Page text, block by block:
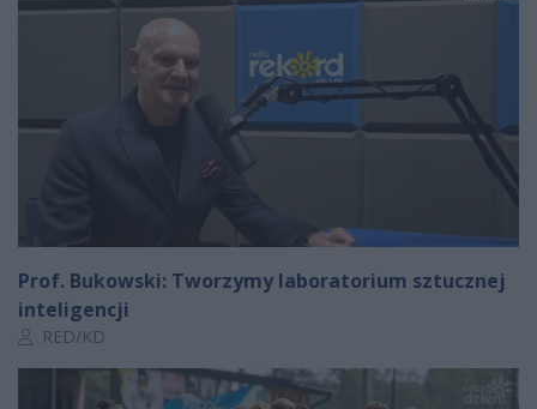
Prof. Bukowski: Tworzymy laboratorium sztucznej
inteligencji
Autor artykułu:
RED/KD